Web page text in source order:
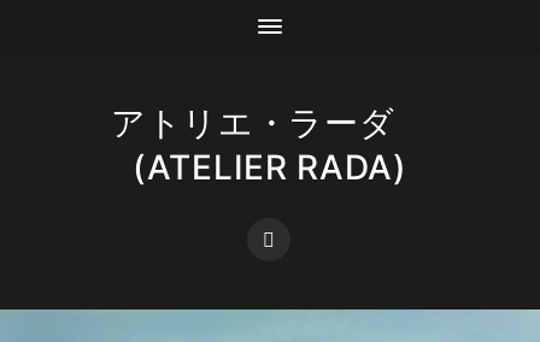
アトリエ・ラーダ
(ATELIER RADA)